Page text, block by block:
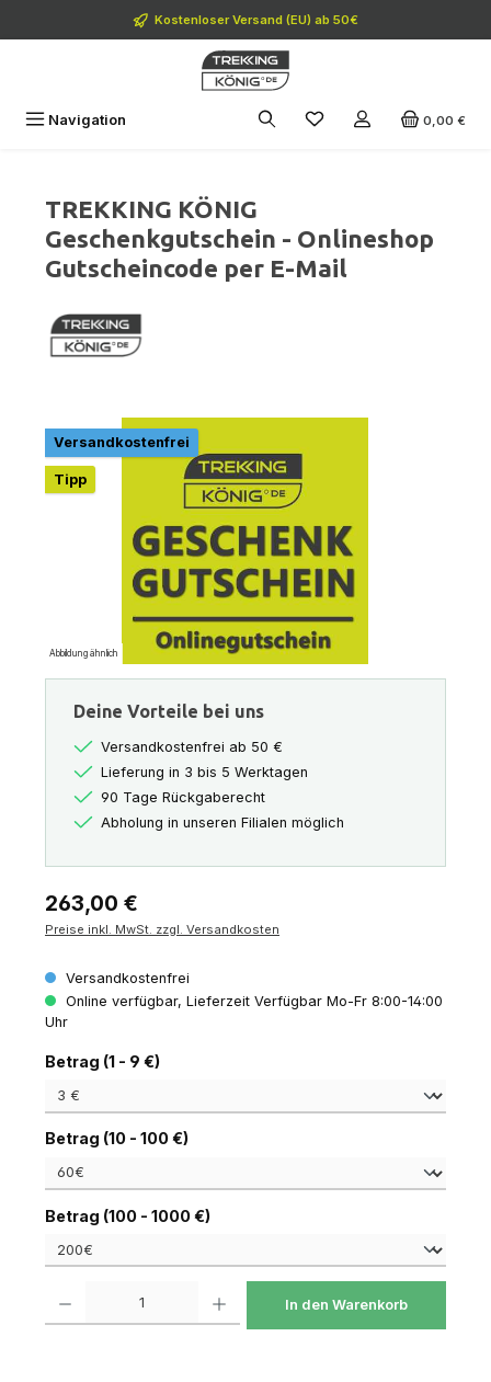
Zum Hauptinhalt springenKostenloser Versand (EU) ab 50€
Navigation 0,00 €
TREKKING KÖNIG
Geschenkgutschein - Onlineshop
Gutscheincode per E-Mail
Bildergalerie überspringen
Versandkostenfrei
Tipp
Abbildung ähnlich
Deine Vorteile bei uns
Versandkostenfrei ab 50 €
Lieferung in 3 bis 5 Werktagen
90 Tage Rückgaberecht
Abholung in unseren Filialen möglich
Regulärer Preis:
263,00 €
Preise inkl. MwSt. zzgl. Versandkosten
Versandkostenfrei
Online verfügbar, Lieferzeit Verfügbar Mo-Fr 8:00-14:00
Uhr
Betrag (1 - 9 €)auswählen
Betrag (10 - 100 €)auswählen
Betrag (100 - 1000 €)auswählen
In den Warenkorb